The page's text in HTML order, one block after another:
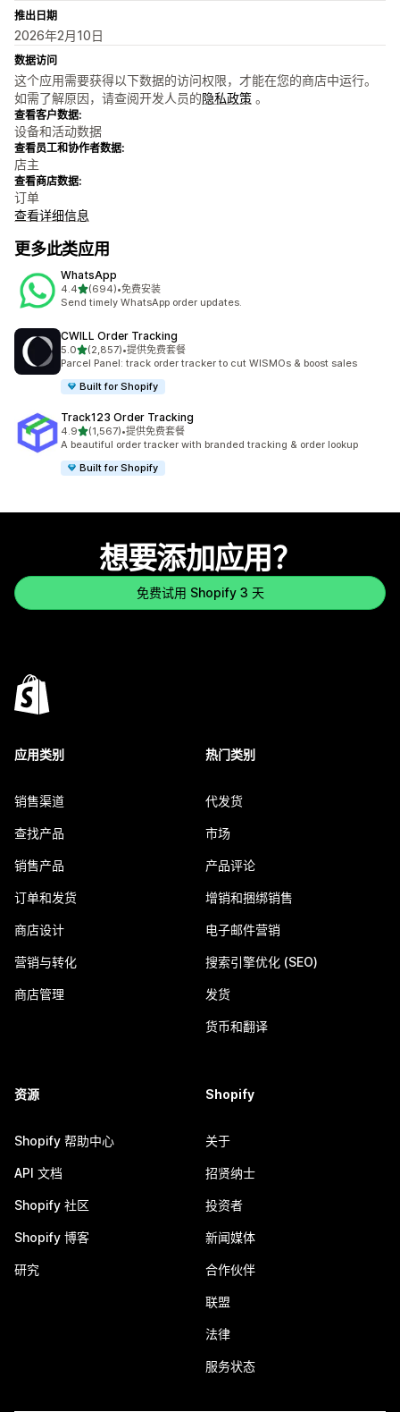
推出日期
2026年2月10日
数据访问
这个应用需要获得以下数据的访问权限，才能在您的商店中运行。
如需了解原因，请查阅开发人员的隐私政策 。
查看客户数据:
设备和活动数据
查看员工和协作者数据:
店主
查看商店数据:
订单
查看详细信息
更多此类应用
WhatsApp
4.4星（满分 5 星）
(694)
总共 694 条评论
•免费安装
Send timely WhatsApp order updates.
CWILL Order Tracking
5.0星（满分 5 星）
(2,857)
总共 2857 条评论
•提供免费套餐
Parcel Panel: track order tracker to cut WISMOs & boost sales
Built for Shopify
Track123 Order Tracking
4.9星（满分 5 星）
(1,567)
总共 1567 条评论
•提供免费套餐
A beautiful order tracker with branded tracking & order lookup
Built for Shopify
想要添加应用？
免费试用 Shopify 3 天
应用类别
销售渠道
查找产品
销售产品
订单和发货
商店设计
营销与转化
商店管理
热门类别
代发货
市场
产品评论
增销和捆绑销售
电子邮件营销
搜索引擎优化 (SEO)
发货
货币和翻译
资源
Shopify 帮助中心
API 文档
Shopify 社区
Shopify 博客
研究
Shopify
关于
招贤纳士
投资者
新闻媒体
合作伙伴
联盟
法律
服务状态